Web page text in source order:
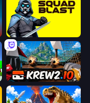
SquadBlast
Krew.io